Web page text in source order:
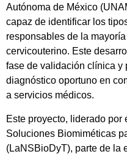
Autónoma de México
capaz de identificar los
responsables de la
cervicouterino. Este
fase de validación clínica y
diagnóstico oportuno en
a servicios médicos.
Este proyecto, liderado
Soluciones Biomiméticas
(LaNSBioDyT), parte de la